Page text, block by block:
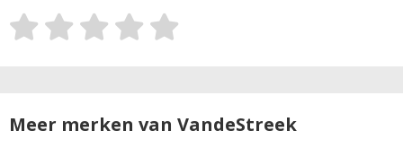
Meer merken van VandeStreek